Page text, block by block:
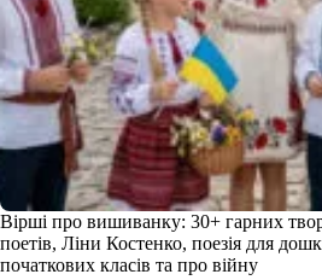
Вірші про вишиванку: 30+ гарних
поетів, Ліни Костенко, поезія для
початкових класів та про війну